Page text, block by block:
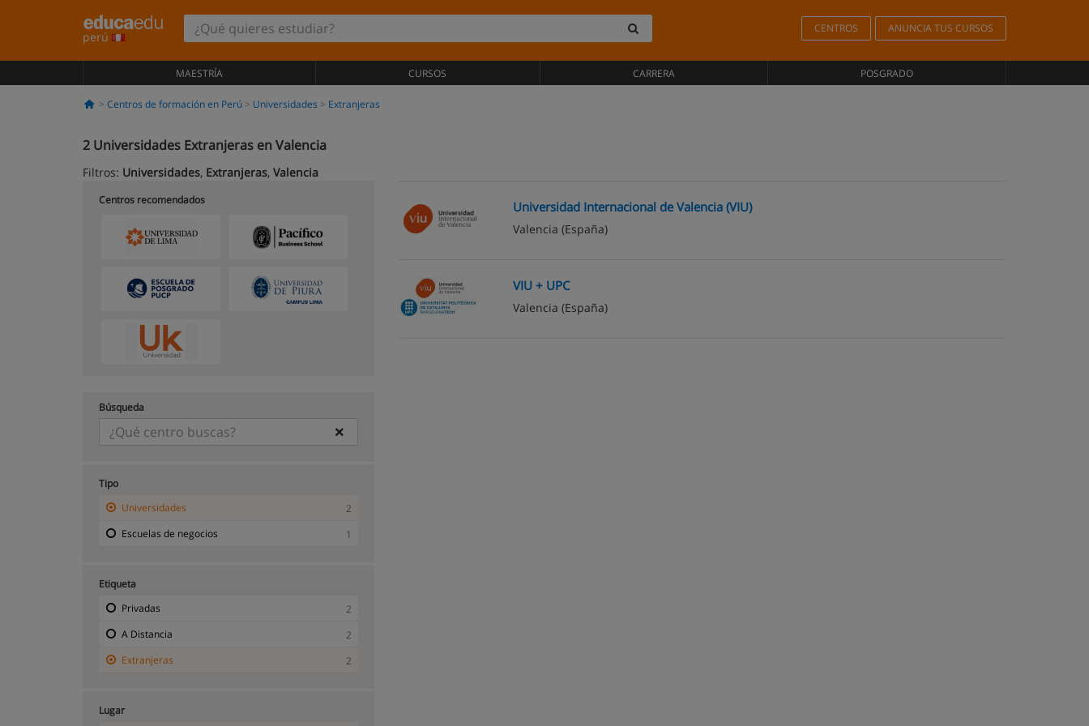
perú
CENTROS ANUNCIA TUS CURSOS
MAESTRÍA CURSOS CARRERA POSGRADO
Centros de formación en Perú Universidades Extranjeras
2 Universidades Extranjeras en Valencia
Filtros: Universidades, Extranjeras, Valencia
Universidad Internacional de Valencia (VIU)
Valencia (España)
VIU + UPC
Valencia (España)
Centros recomendados
Búsqueda
Tipo
Universidades
2
Escuelas de negocios
1
Etiqueta
Privadas
2
A Distancia
2
Extranjeras
2
Lugar